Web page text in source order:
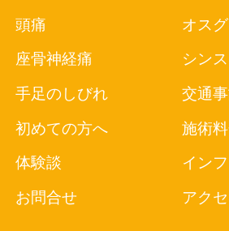
整骨院をお探しの寺田町
2017.10.12
院へ
2017.9.28
小顔矯正をされたい茨木の
頭痛
オス
座骨神経痛
シン
手足のしびれ
交通
初めての方へ
施術
体験談
イン
お問合せ
アク